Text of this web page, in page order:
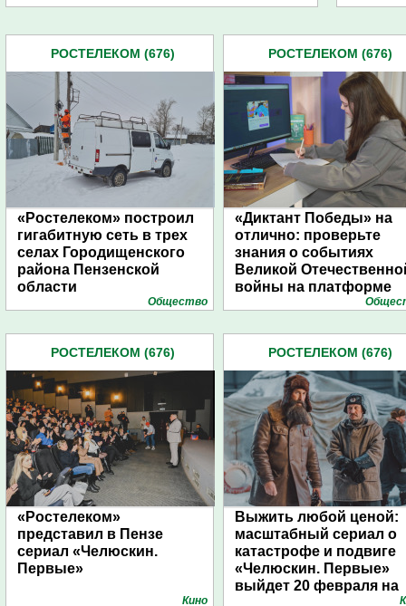
РОСТЕЛЕКОМ (676)
«Ростелеком» построил
гигабитную сеть в трех
селах Городищенского
района Пензенской
области
Общество
РОСТЕЛЕКОМ (676)
«Диктант Победы» на
отлично: проверьте
знания о событиях
Великой
войны на платформе
«Ростелеком. Лицей»
РОСТЕЛЕКОМ (676)
«Ростелеком»
представил в Пензе
сериал «Челюскин.
Первые»
Кино
РОСТЕЛЕКОМ (676)
Выжить любой ценой:
масштабный сериал о
катастрофе и подвиге
«Челюскин. Первые»
выйдет 20 февраля на